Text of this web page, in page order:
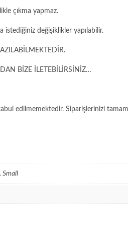
çıkma yapmaz.
istediğiniz değişiklikler yapılabilir.
BİZE İLETEBİLİRSİNİZ…
edilmemektedir. Siparişlerinizi
Small